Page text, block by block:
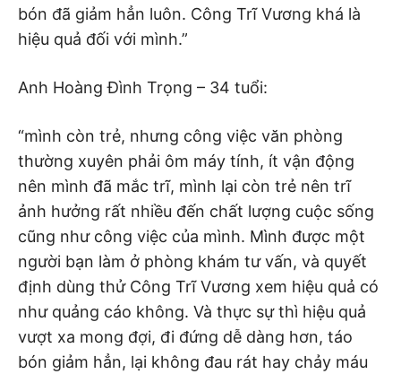
bón đã giảm hẳn luôn. Công Trĩ Vương khá là
hiệu quả đối với mình.”
Anh Hoàng Đình Trọng – 34 tuổi:
“mình còn trẻ, nhưng công việc văn phòng
thường xuyên phải ôm máy tính, ít vận động
nên mình đã mắc trĩ, mình lại còn trẻ nên trĩ
ảnh hưởng rất nhiều đến chất lượng cuộc sống
cũng như công việc của mình. Mình được một
người bạn làm ở phòng khám tư vấn, và quyết
định dùng thử Công Trĩ Vương xem hiệu quả có
như quảng cáo không. Và thực sự thì hiệu quả
vượt xa mong đợi, đi đứng dễ dàng hơn, táo
bón giảm hẳn, lại không đau rát hay chảy máu